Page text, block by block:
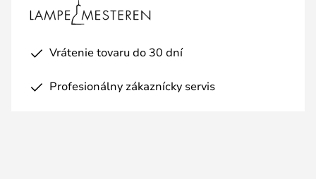
Vrátenie tovaru do 30 dní
Profesionálny zákaznícky servis